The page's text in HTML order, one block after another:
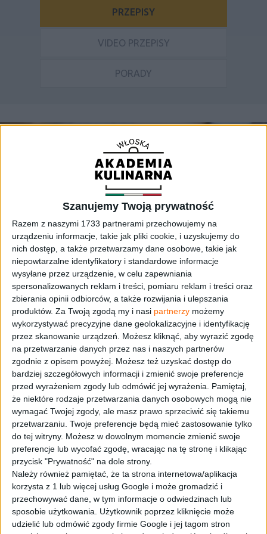
Szanujemy Twoją prywatność
Razem z naszymi 1733 partnerami przechowujemy na
urządzeniu informacje, takie jak pliki cookie, i uzyskujemy do
nich dostęp, a także przetwarzamy dane osobowe, takie jak
niepowtarzalne identyfikatory i standardowe informacje
wysyłane przez urządzenie, w celu zapewniania
spersonalizowanych reklam i treści, pomiaru reklam i treści oraz
zbierania opinii odbiorców, a także rozwijania i ulepszania
produktów. Za Twoją zgodą my i nasi partnerzy możemy
wykorzystywać precyzyjne dane geolokalizacyjne i identyfikację
przez skanowanie urządzeń. Możesz kliknąć, aby wyrazić zgodę
na przetwarzanie danych przez nas i naszych partnerów
zgodnie z opisem powyżej. Możesz też uzyskać dostęp do
bardziej szczegółowych informacji i zmienić swoje preferencje
przed wyrażeniem zgody lub odmówić jej wyrażenia. Pamiętaj,
że niektóre rodzaje przetwarzania danych osobowych mogą nie
wymagać Twojej zgody, ale masz prawo sprzeciwić się takiemu
przetwarzaniu. Twoje preferencje będą mieć zastosowanie tylko
do tej witryny. Możesz w dowolnym momencie zmienić swoje
preferencje lub wycofać zgodę, wracając na tę stronę i klikając
przycisk "Prywatność" na dole strony.
Należy również pamiętać, że ta strona internetowa/aplikacja
korzysta z 1 lub więcej usług Google i może gromadzić i
przechowywać dane, w tym informacje o odwiedzinach lub
sposobie użytkowania. Użytkownik poprzez kliknięcie może
udzielić lub odmówić zgody firmie Google i jej tagom stron
PRZEPISY
VIDEO PRZEPISY
PORADY
PIECZONE UDKA KURCZAKA Z
BOCZKIEM I GORGONZOLĄ
PICCANTE CHNP
AUTOR
MARCO GHIA
KUCHARZ
czas wykonania: 30 min
poziom trudniości: łatwy